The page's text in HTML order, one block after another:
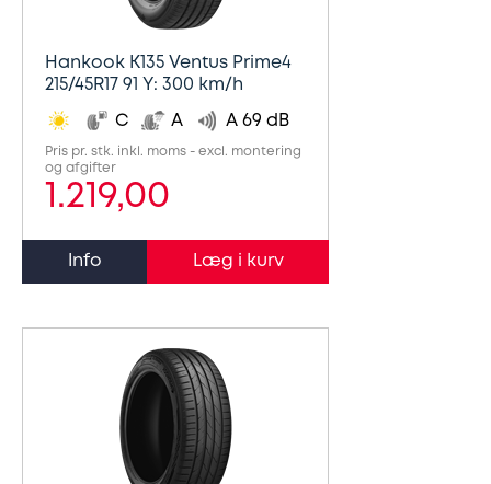
Hankook K135 Ventus Prime4
215/45R17 91 Y: 300 km/h
C A A 69 dB
Pris pr. stk. inkl. moms - excl. montering
og afgifter
1.219,00
Info